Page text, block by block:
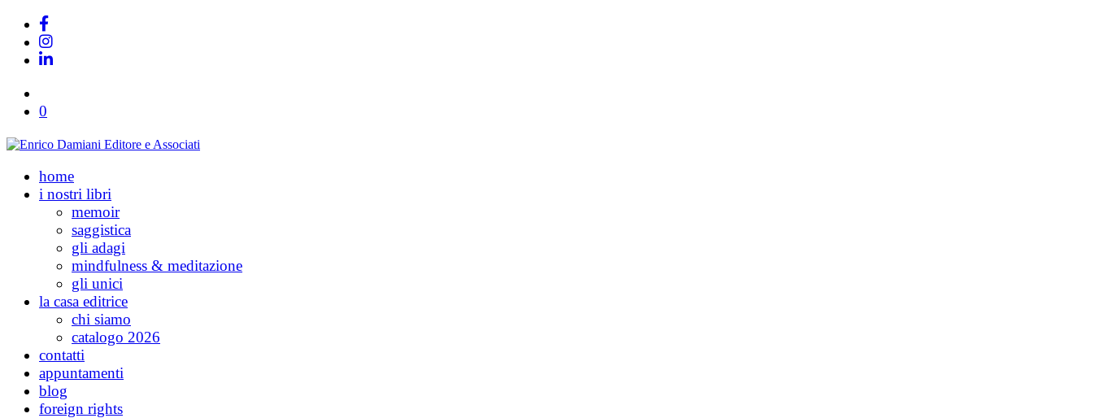
0
home
i nostri libri
memoir
saggistica
gli adagi
mindfulness & meditazione
gli unici
la casa editrice
chi siamo
catalogo 2026
contatti
appuntamenti
blog
foreign rights